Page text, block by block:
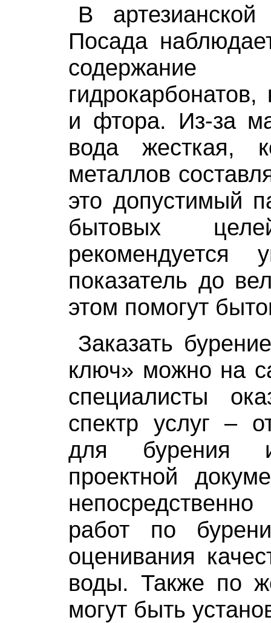
В
Посада
и фтора. Из-за
вода жесткая,
металлов
это допустимый
бытовых
рекомендуется
показатель до
этом помогут
Заказать
ключ» можно на
специалисты
спектр услуг –
для бурения и
проектной
работ по
оценивания
воды. Также по
могут быть